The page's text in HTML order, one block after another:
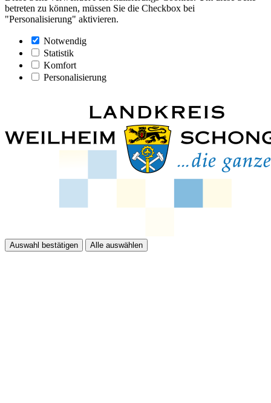
betreten zu können, müssen Sie die Checkbox bei
"Personalisierung" aktivieren.
Notwendig
Statistik
Komfort
Personalisierung
Auswahl bestätigen Alle auswählen